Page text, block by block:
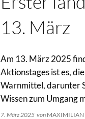
13. März
Am 13. März 2025
Aktionstages ist es,
Warnmittel, darunter
Wissen zum Umgang
7. März 2025 von MAXIMILIAN